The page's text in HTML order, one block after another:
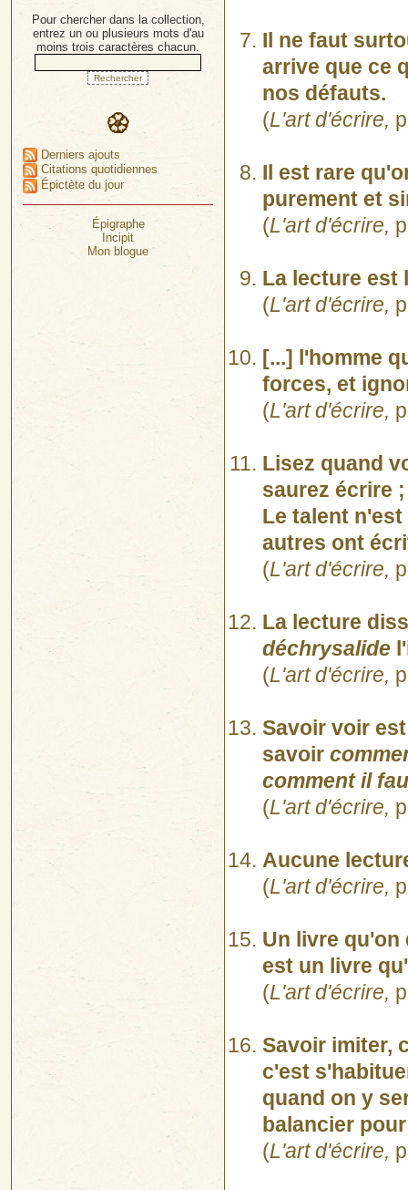
Il ne faut
arrive que ce
nos défauts.
(L'art d'écrire,
Il est rare
purement et
(L'art d'écrire,
La lecture est
(L'art d'écrire,
[...] l'homme
forces, et
(L'art d'écrire,
Lisez quand
saurez écrire
Le talent
autres ont
(L'art d'écrire,
La lecture
déchrysalide
(L'art d'écrire,
Savoir voir
savoir
comment il
(L'art d'écrire,
Aucune
(L'art d'écrire,
Un livre qu'on
est un livre
(L'art d'écrire,
Savoir imiter,
c'est
quand on y
balancier
(L'art d'écrire,
Pour chercher dans la collection,
entrez un ou plusieurs mots d'au
moins trois caractères chacun.
Derniers ajouts
Citations quotidiennes
Épictète du jour
Épigraphe
Incipit
Mon blogue